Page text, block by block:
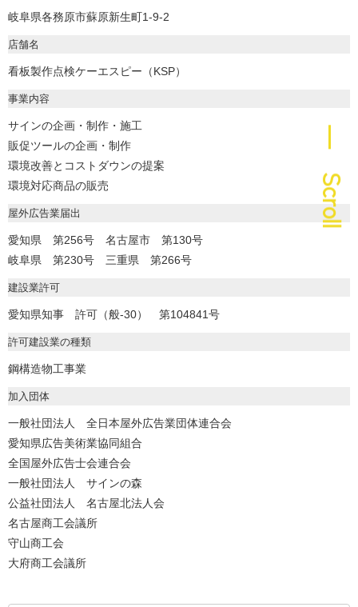
― Scroll
岐阜県各務原市蘇原新生町1-9-2
店舗名
看板製作点検ケーエスピー（KSP）
事業内容
サインの企画・制作・施工
販促ツールの企画・制作
環境改善とコストダウンの提案
環境対応商品の販売
屋外広告業届出
愛知県 第256号 名古屋市 第130号
岐阜県 第230号 三重県 第266号
建設業許可
愛知県知事 許可（般-30） 第104841号
許可建設業の種類
鋼構造物工事業
加入団体
一般社団法人 全日本屋外広告業団体連合会
愛知県広告美術業協同組合
全国屋外広告士会連合会
一般社団法人 サインの森
公益社団法人 名古屋北法人会
名古屋商工会議所
守山商工会
大府商工会議所